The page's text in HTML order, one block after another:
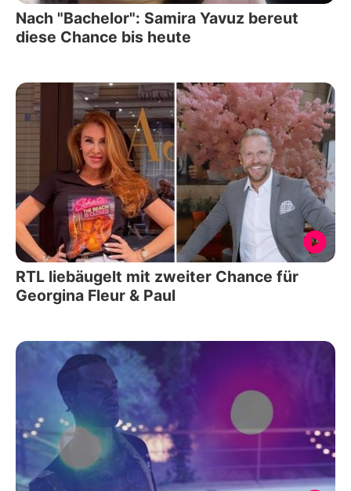
Nach "Bachelor": Samira Yavuz bereut
diese Chance bis heute
RTL liebäugelt mit zweiter Chance für
Georgina Fleur & Paul